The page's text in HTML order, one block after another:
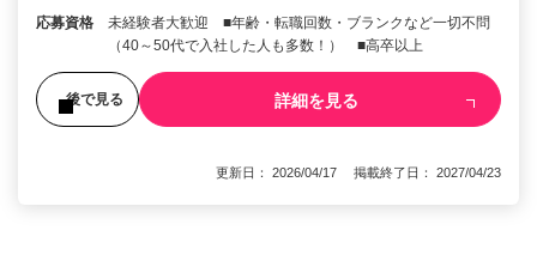
応募資格
未経験者大歓迎 ■年齢・転職回数・ブランクなど一切不問
（40～50代で入社した人も多数！） ■高卒以上
後で見る 詳細を見る
更新日： 2026/04/17 掲載終了日： 2027/04/23